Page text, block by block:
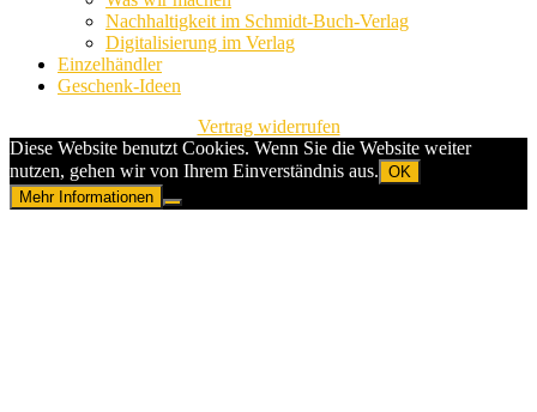
Nachhaltigkeit im Schmidt-Buch-Verlag
Digitalisierung im Verlag
Einzelhändler
Geschenk-Ideen
Vertrag widerrufen
Diese Website benutzt Cookies. Wenn Sie die Website weiter
nutzen, gehen wir von Ihrem Einverständnis aus. OK
Mehr Informationen